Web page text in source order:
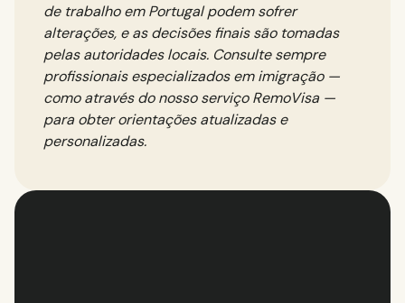
de trabalho em Portugal podem sofrer
alterações, e as decisões finais são tomadas
pelas autoridades locais. Consulte sempre
profissionais especializados em imigração —
como através do nosso serviço RemoVisa —
para obter orientações atualizadas e
personalizadas.